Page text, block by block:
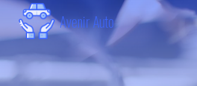
Avenir Auto
Panneau de gestion des cookies